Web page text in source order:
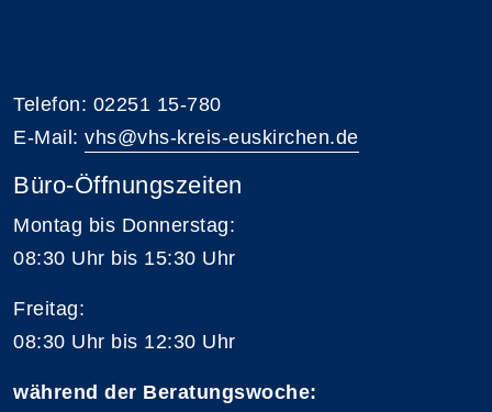
Telefon: 02251 15-780
E-Mail: vhs@vhs-kreis-euskirchen.de
Büro-Öffnungszeiten
Montag bis Donnerstag:
08:30 Uhr bis 15:30 Uhr
Freitag:
08:30 Uhr bis 12:30 Uhr
während der Beratungswoche: